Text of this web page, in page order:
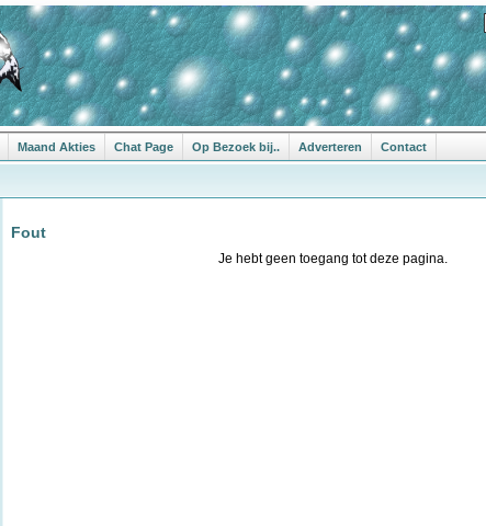
Maand Akties Chat Page Op Bezoek bij.. Adverteren Contact
Fout
Je hebt geen toegang tot deze pagina.